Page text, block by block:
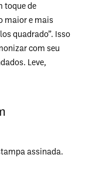
toque de
maior e mais
quadrado”. Isso
com seu
Leve,
assinada.